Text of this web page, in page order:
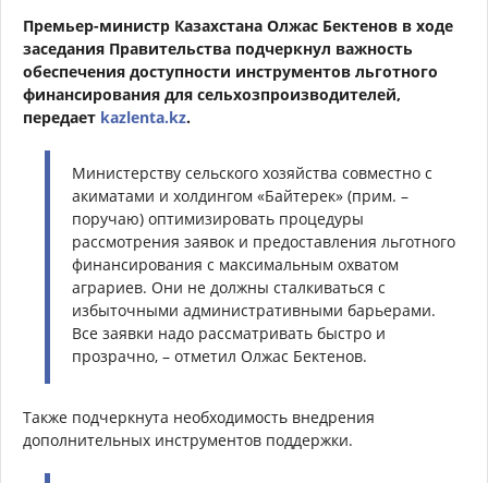
Премьер-министр Казахстана Олжас Бектенов в ходе
заседания Правительства подчеркнул важность
обеспечения доступности инструментов льготного
финансирования для сельхозпроизводителей,
передает kazlenta.kz.
Министерству сельского хозяйства совместно с
акиматами и холдингом «Байтерек» (прим. –
поручаю) оптимизировать процедуры
рассмотрения заявок и предоставления льготного
финансирования с максимальным охватом
аграриев. Они не должны сталкиваться с
избыточными административными барьерами.
Все заявки надо рассматривать быстро и
прозрачно, – отметил Олжас Бектенов.
Также подчеркнута необходимость внедрения
дополнительных инструментов поддержки.